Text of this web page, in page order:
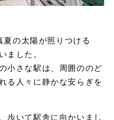
の太陽が照りつける
ました。
小さな駅は、周囲ののど
る人々に静かな安らぎを
歩いて駅舎に向かいまし